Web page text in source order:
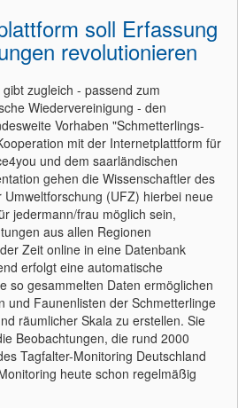
soll Erfassung
revolutionieren
zugleich - passend zum
Wiedervereinigung - den
Vorhaben "Schmetterlings-
mit der Internetplattform für
und dem saarländischen
gehen die Wissenschaftler des
(UFZ) hierbei neue
jedermann/frau möglich sein,
aus allen Regionen
Zeit online in eine Datenbank
erfolgt eine automatische
so gesammelten Daten ermöglichen
und Faunenlisten der Schmetterlinge
räumlicher Skala zu erstellen. Sie
Beobachtungen, die rund 2000
Tagfalter-Monitoring Deutschland
heute schon regelmäßig